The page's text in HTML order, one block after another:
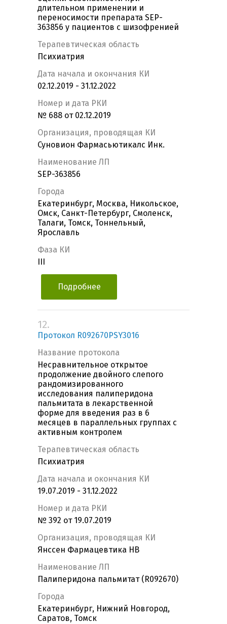
длительном применении и
переносимости препарата SEP-
363856 у пациентов с шизофренией
Терапевтическая область
Психиатрия
Дата начала и окончания КИ
02.12.2019 - 31.12.2022
Номер и дата РКИ
№ 688 от 02.12.2019
Организация, проводящая КИ
Суновион Фармасьютикалс Инк.
Наименование ЛП
SEP-363856
Города
Екатеринбург, Москва, Никольское,
Омск, Санкт-Петербург, Смоленск,
Талаги, Томск, Тоннельный,
Ярославль
Фаза КИ
Подробнее
12.
Протокол R092670PSY3016
Название протокола
Несравнительное открытое
продолжение двойного слепого
рандомизированного
исследования палиперидона
пальмитата в лекарственной
форме для введения раз в 6
месяцев в параллельных группах с
активным контролем
Терапевтическая область
Психиатрия
Дата начала и окончания КИ
19.07.2019 - 31.12.2022
Номер и дата РКИ
№ 392 от 19.07.2019
Организация, проводящая КИ
Янссен Фармацевтика НВ
Наименование ЛП
Палиперидона пальмитат (R092670)
Города
Екатеринбург, Нижний Новгород,
Саратов, Томск